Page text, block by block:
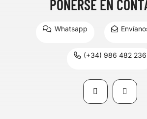
PONERSE EN
Whatsapp
(+34) 986 482 236